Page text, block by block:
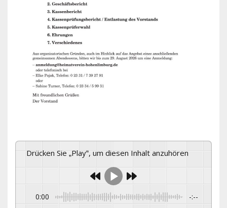
Drücken Sie „Play“, um diesen Inhalt anzuhören
0:00 -:--